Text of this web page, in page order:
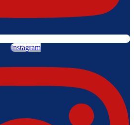
Instagram